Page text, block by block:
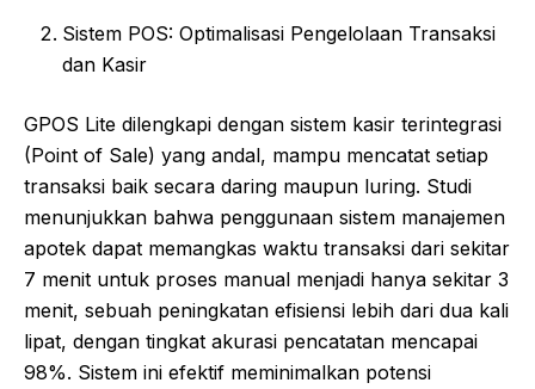
Sistem POS: Optimalisasi Pengelolaan Transaksi
dan Kasir
GPOS Lite dilengkapi dengan sistem kasir terintegrasi
(Point of Sale) yang andal, mampu mencatat setiap
transaksi baik secara daring maupun luring. Studi
menunjukkan bahwa penggunaan sistem manajemen
apotek dapat memangkas waktu transaksi dari sekitar
7 menit untuk proses manual menjadi hanya sekitar 3
menit, sebuah peningkatan efisiensi lebih dari dua kali
lipat, dengan tingkat akurasi pencatatan mencapai
98%. Sistem ini efektif meminimalkan potensi